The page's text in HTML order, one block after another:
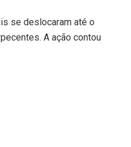
se deslocaram até o
A ação contou